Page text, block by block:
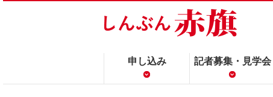
申し込み 記者募集・見学会